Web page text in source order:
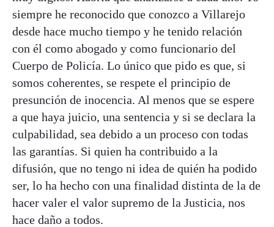
siempre he reconocido que conozco a Villarejo
desde hace mucho tiempo y he tenido relación
con él como abogado y como funcionario del
Cuerpo de Policía. Lo único que pido es que, si
somos coherentes, se respete el principio de
presunción de inocencia. Al menos que se espere
a que haya juicio, una sentencia y si se declara la
culpabilidad, sea debido a un proceso con todas
las garantías. Si quien ha contribuido a la
difusión, que no tengo ni idea de quién ha podido
ser, lo ha hecho con una finalidad distinta de la de
hacer valer el valor supremo de la Justicia, nos
hace daño a todos.